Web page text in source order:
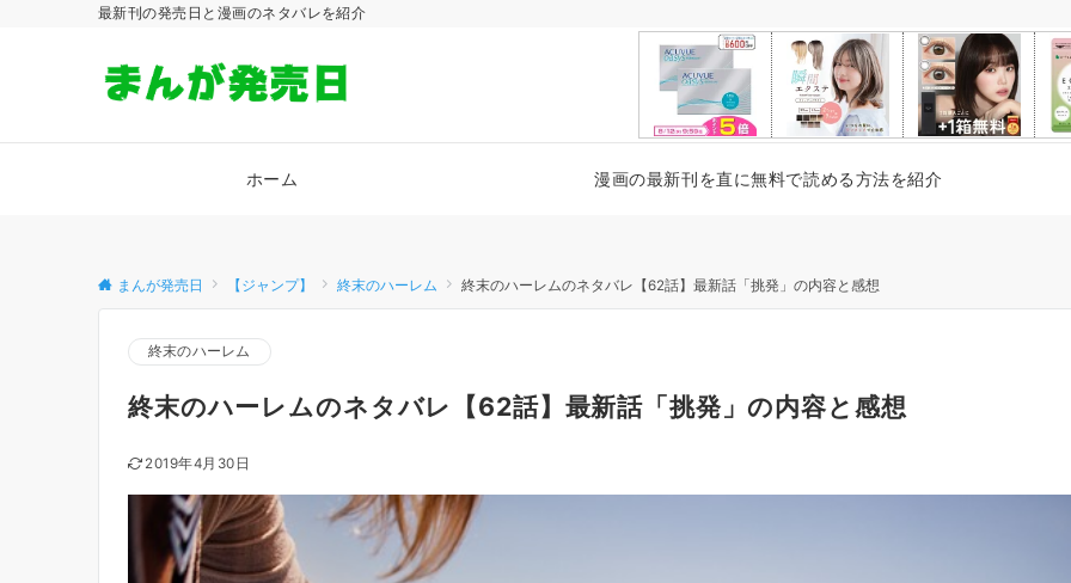
最新刊の発売日と漫画のネタバレを紹介
ホーム 漫画の最新刊を直に無料で読める方法を紹介
まんが発売日 【ジャンプ】 終末のハーレム 終末のハーレムのネタバレ【62話】最新話「挑発」の内容と感想
終末のハーレム
終末のハーレムのネタバレ【62話】最新話「挑発」の内容と感想
2019年4月30日